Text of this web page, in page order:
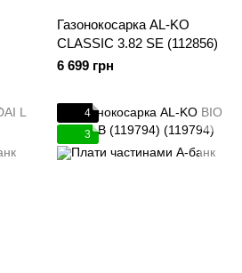
Газонокосарка AL-KO
CLASSIC 3.82 SE (112856)
6 699 грн
4
3